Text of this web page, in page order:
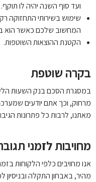
ועד סוף השנה יהיה לו תוקף.
שימוש בשירותי התחזוקה רק
המחשוב שלכם כאשר הוא
הקטנת ההוצאות השוטפות.
שוטפת
הסכם בנק השעות
וכך אתם יודעים
לרבות כל פתרונות הגיבוי
לזמני תגובה
מחויבים כלפי הלקוחות
באבחון התקלה ובניסיון